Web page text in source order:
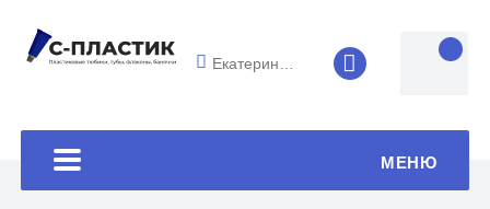
Екатеринбург 8 (4852) 33-
МЕНЮ